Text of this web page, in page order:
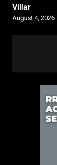
Villar
August 4, 2026